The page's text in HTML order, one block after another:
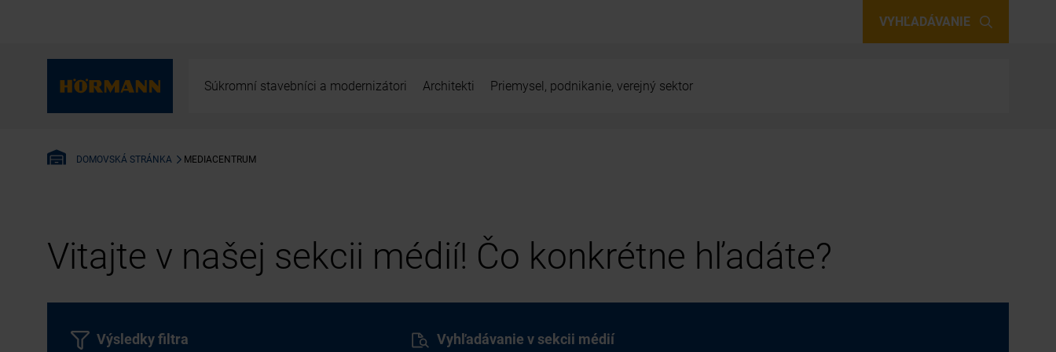
VYHĽADÁVANIE
Súkromní stavebníci a modernizátori Architekti Priemysel, podnikanie, verejný sektor
DOMOVSKÁ STRÁNKA MEDIACENTRUM
Vitajte v našej sekcii médií! Čo konkrétne hľadáte?
Vyhľadávanie v sekcii médií
Výsledky filtra